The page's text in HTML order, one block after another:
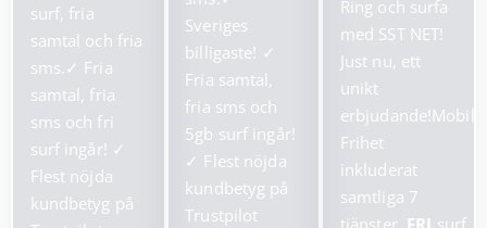
surf, fria
samtal och fria
sms. ✓ Fria
samtal, fria
sms och fri
surf ingår! ✓
Flest nöjda
kundbetyg på
Sveriges
billigaste!
✓
Fria samtal,
fria sms och
5gb surf ingår!
✓ Flest nöjda
kundbetyg på
Trustpilot
ursprungliga
priset
var:
399.00 kr.
Ring och surfa
med SST NET!
Just nu, ett
unikt
erbjudande!Mobil
Frihet
inkluderat
samtliga 7